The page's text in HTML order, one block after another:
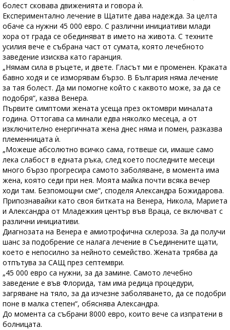
болест сковава движенията и говора ѝ.
Експериментално лечение в Щатите дава надежда. За целта
обаче са нужни 45 000 евро. С различни инициативи млади
хора от града се обединяват в името на живота. С техните
усилия вече е събрана част от сумата, която лечебното
заведение изисква като гаранция.
„Нямам сила в ръцете, и двете. Гласът ми е променен. Краката
бавно ходя и се изморявам бързо. В България няма лечение
за тая болест. Да ми помогне който с каквото може, за да се
подобря“, казва Венера.
Първите симптоми жената усеща през октомври миналата
година. Оттогава са минали едва няколко месеца, а от
изключително енергичната жена днес няма и помен, разказва
племенницата ѝ.
„Можеше абсолютно всичко сама, готвеше си, имаше само
лека слабост в едната ръка, след което последните месеци
много бързо прогресира самото заболяване, в момента има
жена, която седи при нея. Моята майка почти всяка вечер
ходи там. Безпомощни сме“, споделя Александра Божидарова.
Припознавайки като своя битката на Венера, Никола, Мариета
и Александра от Младежкия център във Враца, се включват с
различни инициативи.
Диагнозата на Венера е амиотрофична склероза. За да получи
шанс за подобрение се налага лечение в Съединените щати,
което е непосилно за нейното семейство. Жената трябва да
отпътува за САЩ през септември.
„45 000 евро са нужни, за да замине. Самото лечебно
заведение е във Флорида, там има редица процедури,
загряване на тяло, за да изчезне заболяването, да се подобри
поне в малка степен“, обяснява Александра.
До момента са събрани 8000 евро, които вече са изпратени в
болницата.